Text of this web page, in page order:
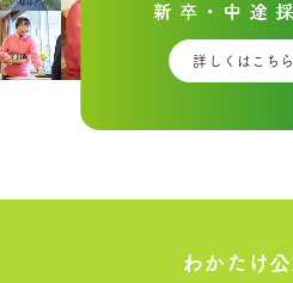
詳しくはこちら
わかたけ